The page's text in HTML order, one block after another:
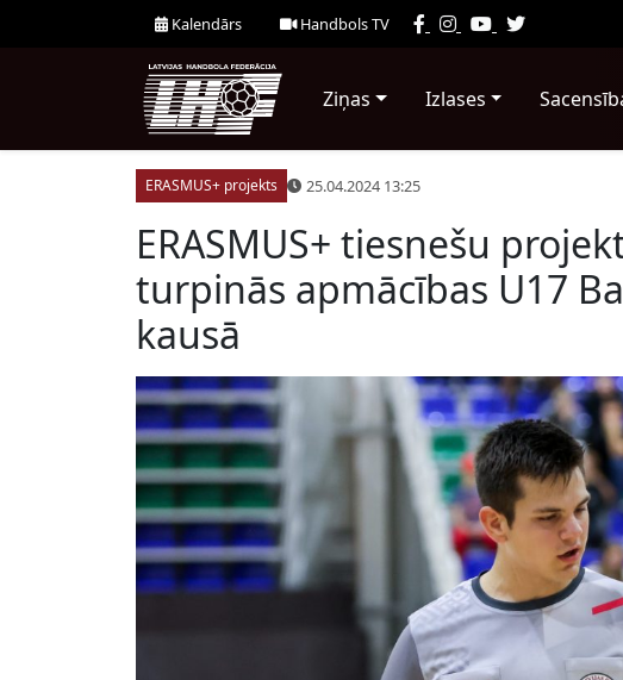
Kalendārs Handbols TV
Ziņas Izlases
ERASMUS+ projekts 25.04.2024 13:25
ERASMUS+ tiesnešu
turpinās apmācības U17
kausā